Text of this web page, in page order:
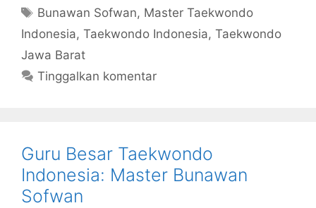
Tag
Bunawan Sofwan, Master Taekwondo
Indonesia, Taekwondo Indonesia, Taekwondo
Jawa Barat
Tinggalkan komentar
Guru Besar Taekwondo
Indonesia: Master Bunawan
Sofwan